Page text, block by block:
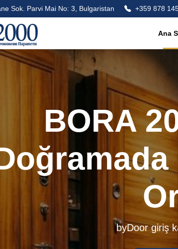
Sok. Parvi Mai No: 3, Bulgaristan +359 878
Ana
İç
Her